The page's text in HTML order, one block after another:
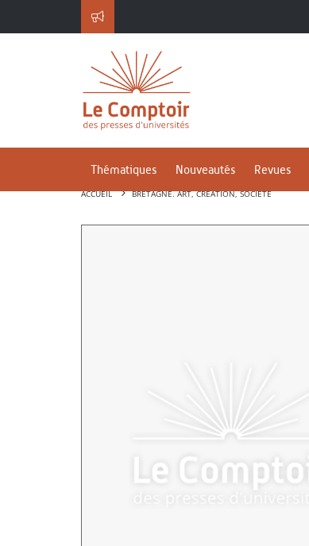
Thématiques Nouveautés Revues
ACCUEIL BRETAGNE. ART, CRÉATION, SOCIÉTÉ